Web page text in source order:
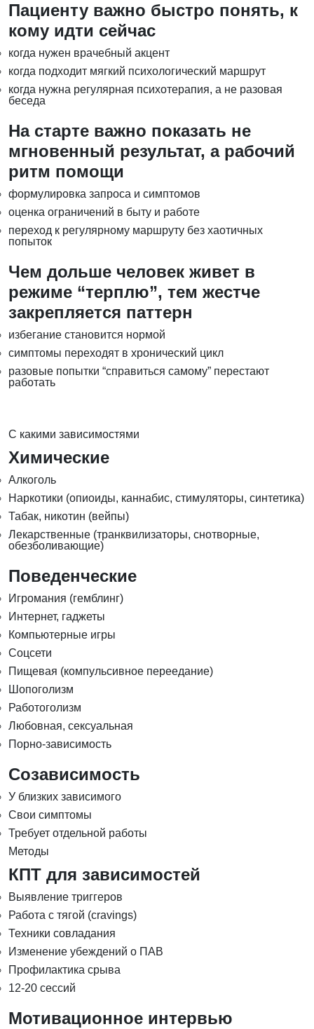
Пациенту важно быстро понять, к
кому идти сейчас
когда нужен врачебный акцент
когда подходит мягкий психологический маршрут
когда нужна регулярная психотерапия, а не разовая
беседа
На старте важно показать не
мгновенный результат, а рабочий
ритм помощи
формулировка запроса и симптомов
оценка ограничений в быту и работе
переход к регулярному маршруту без хаотичных
попыток
Чем дольше человек живет в
режиме “терплю”, тем жестче
закрепляется паттерн
избегание становится нормой
симптомы переходят в хронический цикл
разовые попытки “справиться самому” перестают
работать
С какими зависимостями
Химические
Алкоголь
Наркотики (опиоиды, каннабис, стимуляторы, синтетика)
Табак, никотин (вейпы)
Лекарственные (транквилизаторы, снотворные,
обезболивающие)
Поведенческие
Игромания (гемблинг)
Интернет, гаджеты
Компьютерные игры
Соцсети
Пищевая (компульсивное переедание)
Шопоголизм
Работоголизм
Любовная, сексуальная
Порно-зависимость
Созависимость
У близких зависимого
Свои симптомы
Требует отдельной работы
Методы
КПТ для зависимостей
Выявление триггеров
Работа с тягой (cravings)
Техники совладания
Изменение убеждений о ПАВ
Профилактика срыва
12-20 сессий
Мотивационное интервью